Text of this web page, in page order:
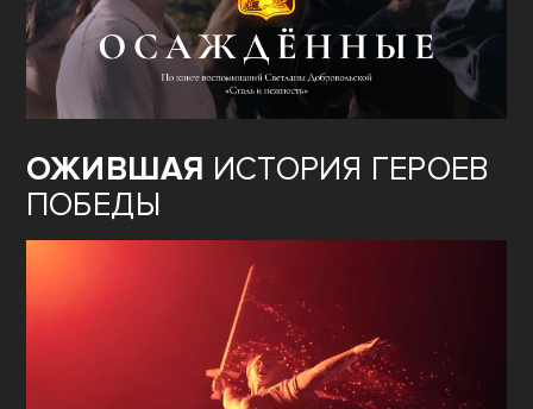
ОЖИВШАЯ ИСТОРИЯ ГЕРОЕВ
ПОБЕДЫ